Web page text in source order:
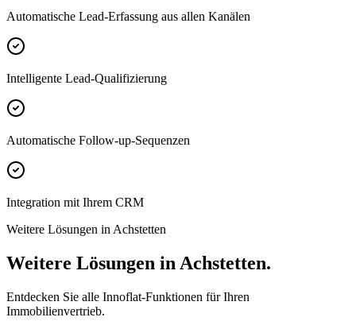
Automatische Lead-Erfassung aus allen Kanälen
Intelligente Lead-Qualifizierung
Automatische Follow-up-Sequenzen
Integration mit Ihrem CRM
Weitere Lösungen in Achstetten
Weitere Lösungen in Achstetten.
Entdecken Sie alle Innoflat-Funktionen für Ihren
Immobilienvertrieb.